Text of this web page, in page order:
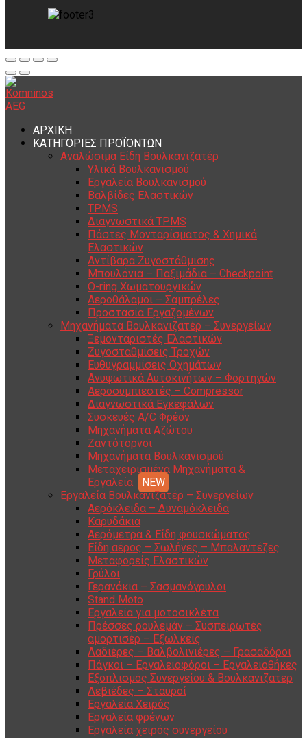
ΑΡΧΙΚΗ
ΚΑΤΗΓΟΡΙΕΣ ΠΡΟΪΟΝΤΩΝ
Αναλώσιμα Είδη Βουλκανιζατέρ
Υλικά Βουλκανισμού
Εργαλεία Βουλκανισμού
Βαλβίδες Ελαστικών
TPMS
Διαγνωστικά TPMS
Πάστες Μονταρίσματος & Χημικά
Ελαστικών
Αντίβαρα Ζυγοστάθμισης
Μπουλόνια – Παξιμάδια – Checkpoint
O-ring Χωματουργικών
Αεροθάλαμοι – Σαμπρέλες
Προστασία Εργαζομένων
Μηχανήματα Βουλκανιζατέρ – Συνεργείων
Ξεμονταριστές Ελαστικών
Ζυγοσταθμίσεις Τροχών
Ευθυγραμμίσεις Οχημάτων
Ανυψωτικά Αυτοκινήτων – Φορτηγών
Αεροσυμπιεστές – Compressor
Διαγνωστικά Εγκεφάλων
Συσκευές A/C Φρέον
Μηχανήματα Αζώτου
Ζαντότορνοι
Μηχανήματα Βουλκανισμού
Μεταχειρισμένα Μηχανήματα &
Εργαλεία
Εργαλεία Βουλκανιζατέρ – Συνεργείων
Αερόκλειδα – Δυναμόκλειδα
Καρυδάκια
Αερόμετρα & Είδη φουσκώματος
Είδη αέρος – Σωλήνες – Μπαλαντέζες
Μεταφορείς Ελαστικών
Γρύλοι
Γερανάκια – Σασμανόγρυλοι
Stand Moto
Εργαλεία για μοτοσικλέτα
Πρέσσες ρουλεμάν – Συσπειρωτές
αμορτισέρ – Εξωλκείς
Λαδιέρες – Βαλβολινιέρες – Γρασαδόροι
Πάγκοι – Εργαλειοφόροι – Εργαλειοθήκες
Εξοπλισμός Συνεργείου & Βουλκανιζατερ
Λεβιέδες – Σταυροί
Εργαλεία Χειρός
Εργαλεία φρένων
Εργαλεία χειρός συνεργείου